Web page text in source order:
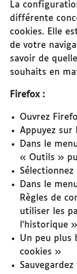
La
différente
cookies. Elle
de votre
savoir de
souhaits en
Firefox :
Ouvrez
Appuyez
Dans le
« Outils »
Dans le
Règles de
utiliser les
l’historique »
Un peu plus
cookies »